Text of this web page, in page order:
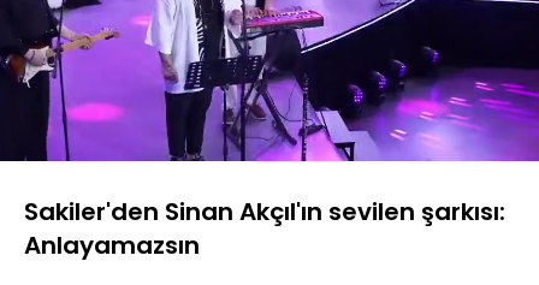
Aç
480P
Yüklendi
17.46%
Oynatma
Hızı
Sakiler'den Sinan Akçıl'ın sevilen şarkısı:
Anlayamazsın